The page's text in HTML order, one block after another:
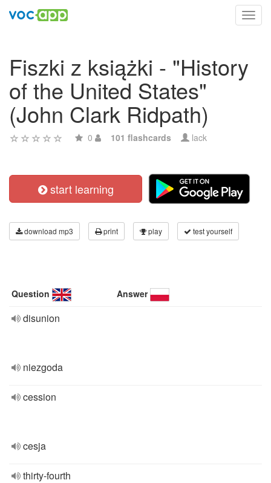
Fiszki z książki - "History
of the United States"
(John Clark Ridpath)
0 101 flashcards lack
start learning
download mp3 print play test yourself
Question Answer
disunion
niezgoda
cession
cesja
thirty-fourth